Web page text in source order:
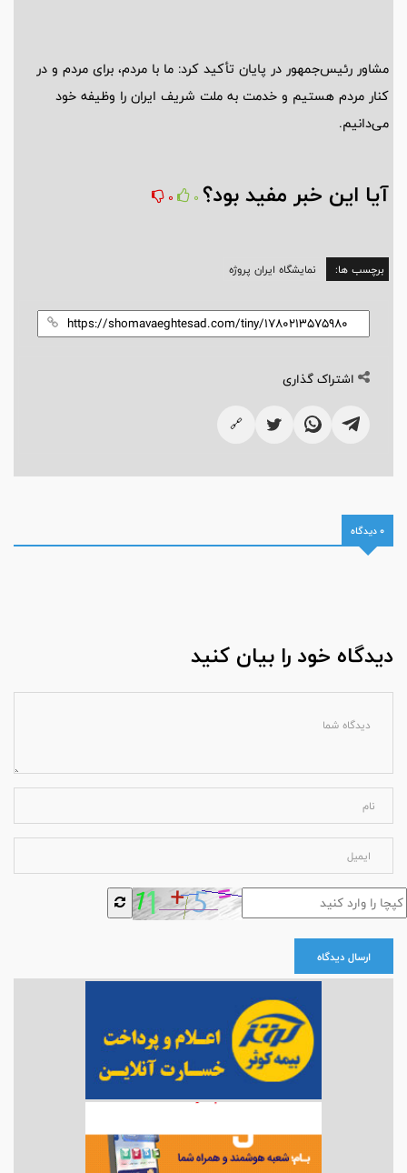
مشاور رئیس‌جمهور در پایان تأکید کرد: ما با مردم، برای مردم و در
کنار مردم هستیم و خدمت به ملت شریف ایران را وظیفه خود
می‌دانیم.
آیا این خبر مفید بود؟ 0
0
برچسب ها: نمایشگاه ایران پروژه
اشتراک گذاری
🔗
0 دیدگاه
دیدگاه خود را بیان کنید
ارسال دیدگاه